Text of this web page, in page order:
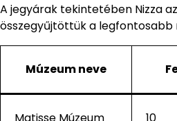
A jegyárak tekintetében Nizza
összegyűjtöttük a legfontosabb
Múzeum neve